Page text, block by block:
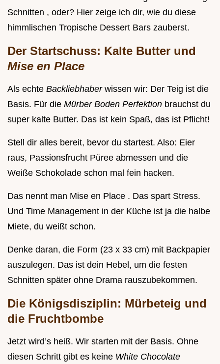
Schnitten , oder? Hier zeige ich dir, wie du diese
himmlischen Tropische Dessert Bars zauberst.
Der Startschuss: Kalte Butter und
Mise en Place
Als echte Backliebhaber wissen wir: Der Teig ist die
Basis. Für die Mürber Boden Perfektion brauchst du
super kalte Butter. Das ist kein Spaß, das ist Pflicht!
Stell dir alles bereit, bevor du startest. Also: Eier
raus, Passionsfrucht Püree abmessen und die
Weiße Schokolade schon mal fein hacken.
Das nennt man Mise en Place . Das spart Stress.
Und Time Management in der Küche ist ja die halbe
Miete, du weißt schon.
Denke daran, die Form (23 x 33 cm) mit Backpapier
auszulegen. Das ist dein Hebel, um die festen
Schnitten später ohne Drama rauszubekommen.
Die Königsdisziplin: Mürbeteig und
die Fruchtbombe
Jetzt wird’s heiß. Wir starten mit der Basis. Ohne
diesen Schritt gibt es keine White Chocolate